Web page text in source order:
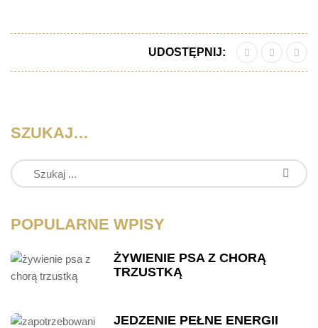
UDOSTĘPNIJ:
SZUKAJ…
POPULARNE WPISY
ŻYWIENIE PSA Z CHORĄ
TRZUSTKĄ
JEDZENIE PEŁNE ENERGII